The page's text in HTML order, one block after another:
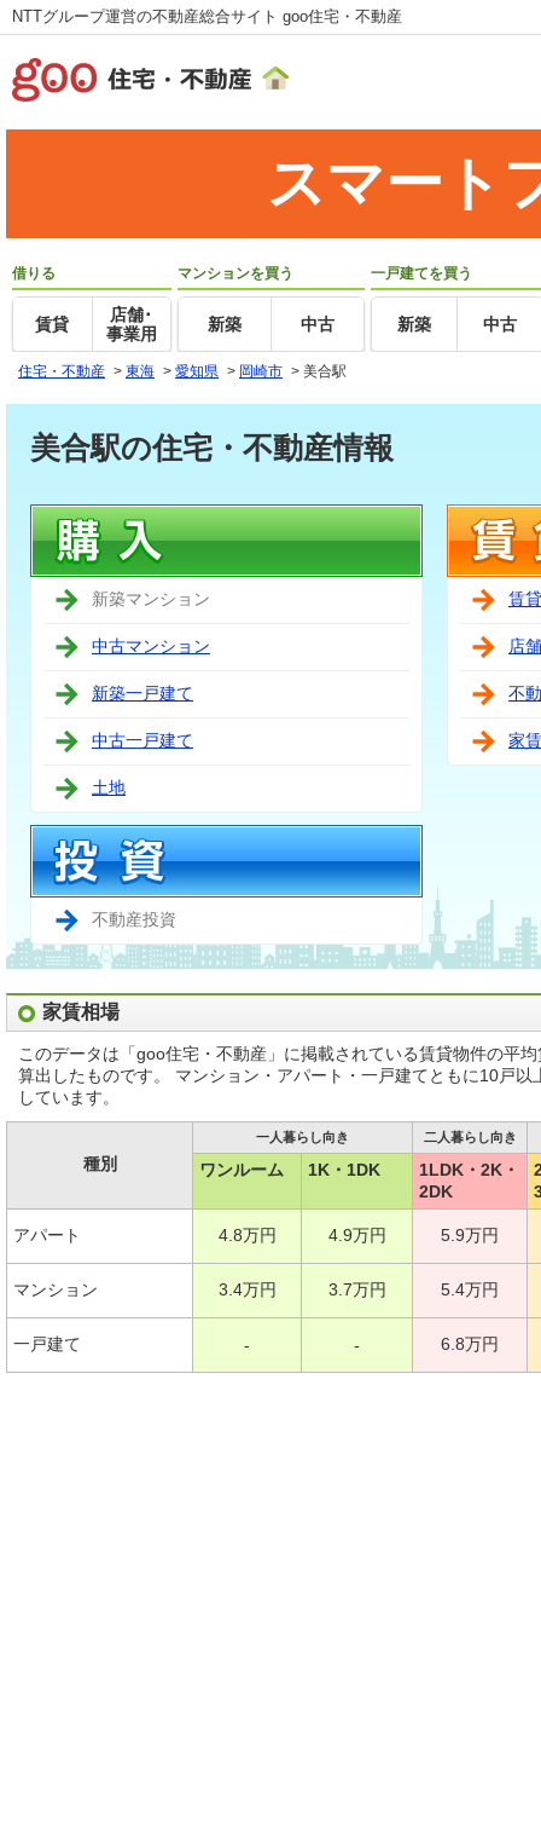
NTTグループ運営の不動産総合サイト goo住宅・不動産
スマート
借りる
賃貸
店舗･
事業用
マンションを買う
新築 中古
一戸建てを買う
新築 中古
住宅・不動産 > 東海 > 愛知県 > 岡崎市 > 美合駅
美合駅の住宅・不動産情報
新築マンション
中古マンション
新築一戸建て
中古一戸建て
土地
不動産投資
賃
店
不
家
家賃相場
このデータは「goo住宅・不動産」に掲載されている賃貸物件の平
算出したものです。 マンション・アパート・一戸建てともに10戸
しています。
種別
一人暮らし向き 二人暮らし向き
ワンルーム 1K・1DK
1LDK・2K・
2DK
アパート 4.8万円 4.9万円 5.9万円
マンション 3.4万円 3.7万円 5.4万円
一戸建て - - 6.8万円